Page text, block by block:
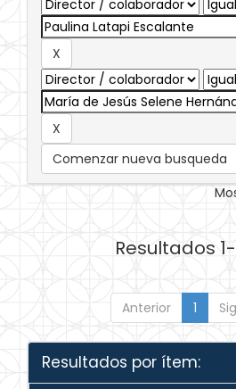
Comenzar nueva busqueda
Resultados 1-
Anterior 1
Resultados por ítem: